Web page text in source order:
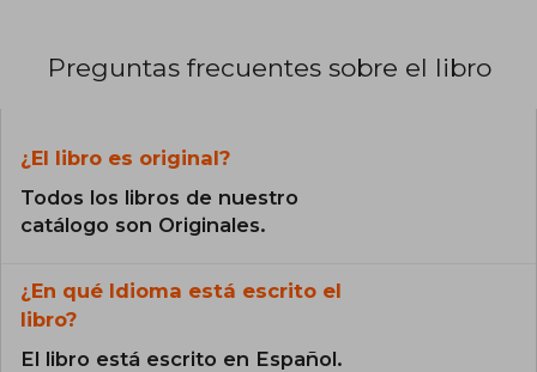
Preguntas frecuentes sobre el libro
¿El libro es original?
Todos los libros de nuestro
catálogo son Originales.
¿En qué Idioma está escrito el
libro?
El libro está escrito en Español.